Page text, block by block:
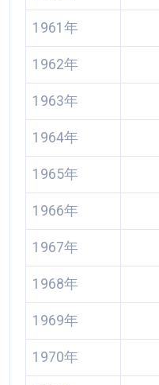
1961年
1962年
1963年
1964年
1965年
1966年
1967年
1968年
1969年
1970年